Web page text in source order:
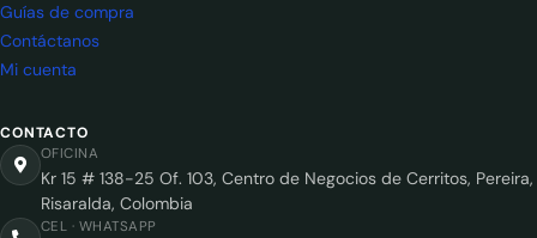
Guías de compra
Contáctanos
Mi cuenta
CONTACTO
OFICINA
Kr 15 # 138-25 Of. 103, Centro de Negocios de Cerritos, Pereira,
Risaralda, Colombia
CEL · WHATSAPP